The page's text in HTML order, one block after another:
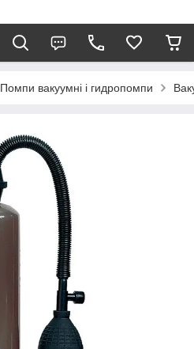
Помпи вакуумні і гидропомпи